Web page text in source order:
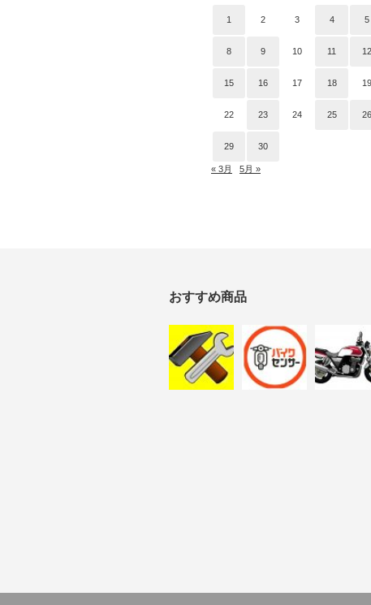
1 2 3 4 5
8 9 10 11 12
15 16 17 18 19
22 23 24 25 26
29 30
« 3月 5月 »
おすすめ商品